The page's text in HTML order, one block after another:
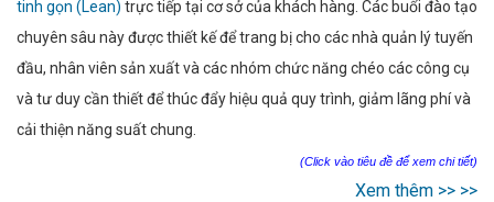
tinh gọn (Lean) trực tiếp tại cơ sở của khách hàng. Các buổi đào tạo
chuyên sâu này được thiết kế để trang bị cho các nhà quản lý tuyến
đầu, nhân viên sản xuất và các nhóm chức năng chéo các công cụ
và tư duy cần thiết để thúc đẩy hiệu quả quy trình, giảm lãng phí và
cải thiện năng suất chung.
(Click vào tiêu đề để xem chi tiết)
Xem thêm >> >>